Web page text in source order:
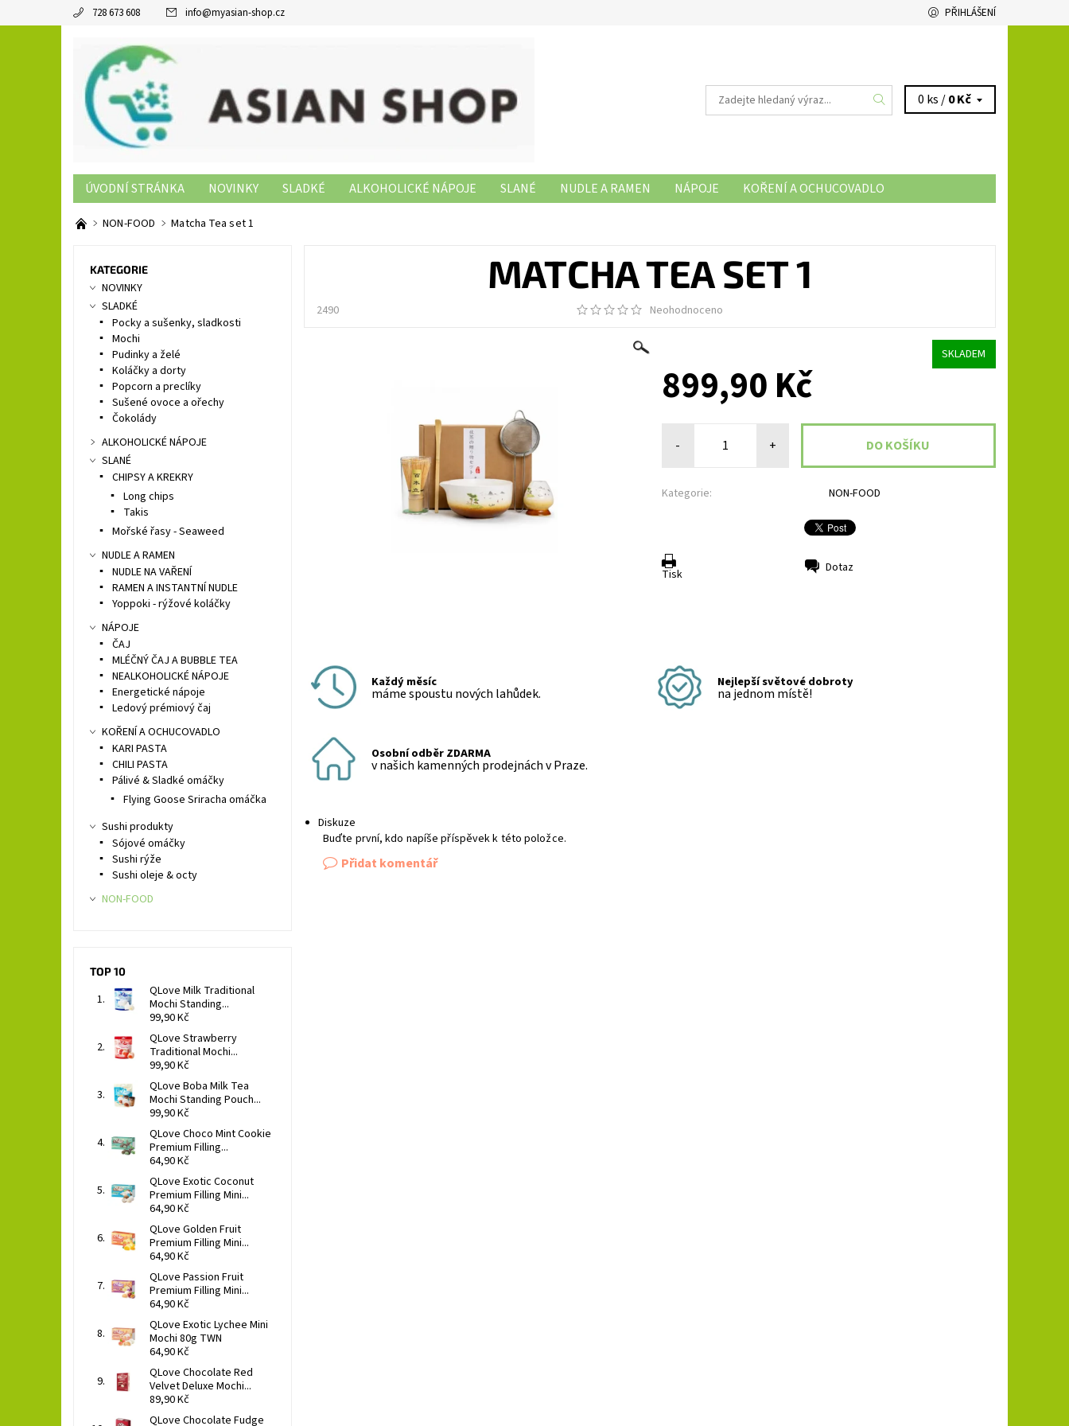
728 673 608 info@myasian-shop.cz PŘIHLÁŠENÍ
0 ks /0 Kč
ÚVODNÍ STRÁNKA NOVINKY SLADKÉ ALKOHOLICKÉ NÁPOJE SLANÉ NUDLE A RAMEN NÁPOJE
KOŘENÍ A OCHUCOVADLO
SUSHI PRODUKTY
NON-FOOD
NON-FOOD Matcha Tea set 1
MATCHA TEA SET 1
2490 Neohodnoceno
SKLADEM
899,90 Kč
- +
Kategorie: NON-FOOD
Tisk Dotaz
Každý měsíc
máme spoustu nových lahůdek.
Nejlepší světové dobroty
na jednom místě!
Osobní odběr ZDARMA
v našich kamenných prodejnách v Praze.
Diskuze
Buďte první, kdo napíše příspěvek k této položce.
Přidat komentář
KATEGORIE
NOVINKY
SLADKÉ
Pocky a sušenky, sladkosti
Mochi
Pudinky a želé
Koláčky a dorty
Popcorn a preclíky
Sušené ovoce a ořechy
Čokolády
ALKOHOLICKÉ NÁPOJE
SLANÉ
CHIPSY A KREKRY
Long chips
Takis
Mořské řasy - Seaweed
NUDLE A RAMEN
NUDLE NA VAŘENÍ
RAMEN A INSTANTNÍ NUDLE
Yoppoki - rýžové koláčky
NÁPOJE
ČAJ
MLÉČNÝ ČAJ A BUBBLE TEA
NEALKOHOLICKÉ NÁPOJE
Energetické nápoje
Ledový prémiový čaj
KOŘENÍ A OCHUCOVADLO
KARI PASTA
CHILI PASTA
Pálivé & Sladké omáčky
Flying Goose Sriracha omáčka
Sushi produkty
Sójové omáčky
Sushi rýže
Sushi oleje & octy
NON-FOOD
TOP 10
QLove Milk Traditional
Mochi Standing...
99,90 Kč
QLove Strawberry
Traditional Mochi...
99,90 Kč
QLove Boba Milk Tea
Mochi Standing Pouch...
99,90 Kč
QLove Choco Mint Cookie
Premium Filling...
64,90 Kč
QLove Exotic Coconut
Premium Filling Mini...
64,90 Kč
QLove Golden Fruit
Premium Filling Mini...
64,90 Kč
QLove Passion Fruit
Premium Filling Mini...
64,90 Kč
QLove Exotic Lychee Mini
Mochi 80g TWN
64,90 Kč
QLove Chocolate Red
Velvet Deluxe Mochi...
89,90 Kč
QLove Chocolate Fudge